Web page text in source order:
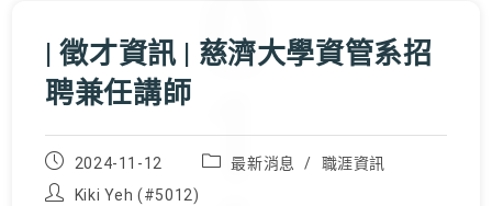
| 徵才資訊 | 慈濟大學資管系招
聘兼任講師
Post
published:
2024-11-12
Post
最新消息 /
職涯資訊
Post
Kiki Yeh (#5012)